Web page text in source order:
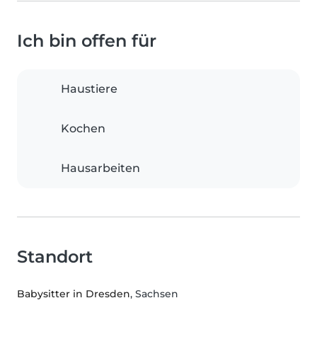
Ich bin offen für
Haustiere
Kochen
Hausarbeiten
Standort
Babysitter in Dresden, Sachsen